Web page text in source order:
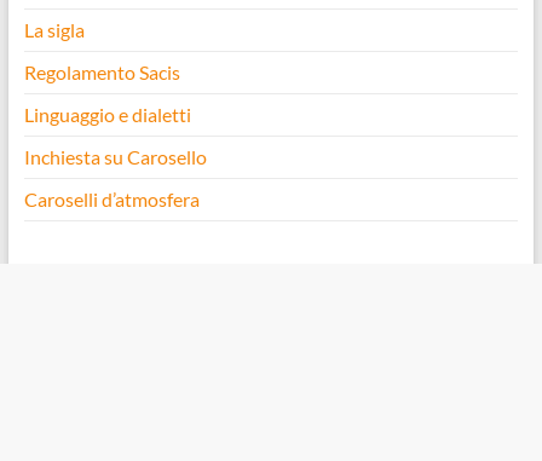
La sigla
Regolamento Sacis
Linguaggio e dialetti
Inchiesta su Carosello
Caroselli d’atmosfera